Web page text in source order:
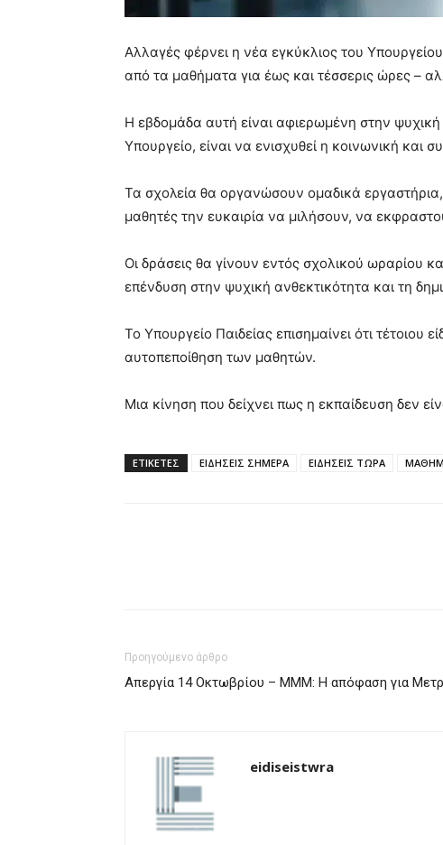
Αλλαγές φέρνει η νέα εγκύκλιος του
από τα μαθήματα για έως και τέσσερις ώρες –
Η εβδομάδα αυτή είναι αφιερωμένη στην
Υπουργείο, είναι να ενισχυθεί η κοινωνική και
Τα σχολεία θα οργανώσουν ομαδικά εργαστήρια,
μαθητές την ευκαιρία να μιλήσουν, να
Οι δράσεις θα γίνουν εντός σχολικού ωραρίου
επένδυση στην ψυχική ανθεκτικότητα και τη
Το Υπουργείο Παιδείας επισημαίνει ότι
αυτοπεποίθηση των μαθητών.
Μια κίνηση που δείχνει πως η εκπαίδευση δεν
ΕΤΙΚΈΤΕΣ ΕΙΔΗΣΕΙΣ ΣΗΜΕΡΑ ΕΙΔΗΣΕΙΣ ΤΩΡΑ
Προηγούμενο άρθρο
Απεργία 14 Οκτωβρίου – ΜΜΜ: Η απόφαση για
eidiseistwra